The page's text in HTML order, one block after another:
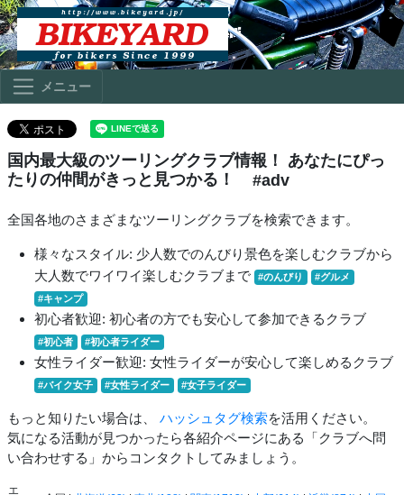
メニュー
国内最大級のツーリングクラブ情報！ あなたにぴっ
たりの仲間がきっと見つかる！
#adv
全国各地のさまざまなツーリングクラブを検索できます。
様々なスタイル: 少人数でのんびり景色を楽しむクラブから
大人数でワイワイ楽しむクラブまで
#のんびり
#グルメ
#キャンプ
初心者歓迎: 初心者の方でも安心して参加できるクラブ
#初心者 #初心者ライダー
女性ライダー歓迎: 女性ライダーが安心して楽しめるクラブ
#バイク女子 #女性ライダー #女子ライダー
もっと知りたい場合は、 ハッシュタグ検索を活用ください。
気になる活動が見つかったら各紹介ページにある「クラブへ問
い合わせする」からコンタクトしてみましょう。
エ